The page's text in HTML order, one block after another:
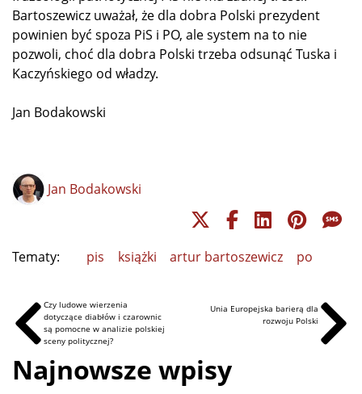
Bartoszewicz uważał, że dla dobra Polski prezydent
powinien być spoza PiS i PO, ale system na to nie
pozwoli, choć dla dobra Polski trzeba odsunąć Tuska i
Kaczyńskiego od władzy.
Jan Bodakowski
Jan Bodakowski
Tematy: pis książki artur bartoszewicz po
Czy ludowe wierzenia
dotyczące diabłów i czarownic
są pomocne w analizie polskiej
sceny politycznej?
Unia Europejska barierą dla
rozwoju Polski
Najnowsze wpisy